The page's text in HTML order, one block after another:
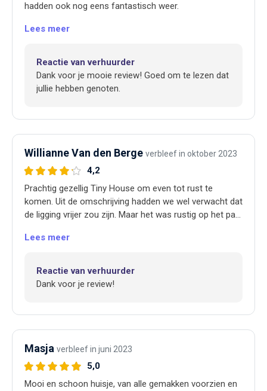
hadden ook nog eens fantastisch weer.
Lees meer
Reactie van verhuurder
Dank voor je mooie review! Goed om te lezen dat
jullie hebben genoten.
Willianne Van den Berge verbleef in oktober 2023
4,2
Prachtig gezellig Tiny House om even tot rust te
komen. Uit de omschrijving hadden we wel verwacht dat
de ligging vrijer zou zijn. Maar het was rustig op het park
Lees meer
Reactie van verhuurder
Dank voor je review!
Masja verbleef in juni 2023
5,0
Mooi en schoon huisje, van alle gemakken voorzien en